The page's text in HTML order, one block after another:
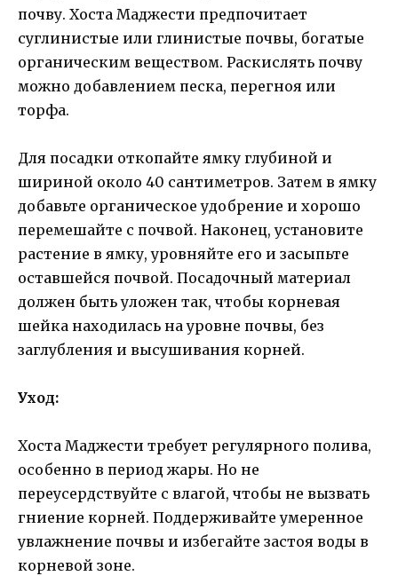
почву. Хоста Маджести предпочитает
суглинистые или глинистые почвы, богатые
органическим веществом. Раскислять почву
можно добавлением песка, перегноя или
торфа.
Для посадки откопайте ямку глубиной и
шириной около 40 сантиметров. Затем в ямку
добавьте органическое удобрение и хорошо
перемешайте с почвой. Наконец, установите
растение в ямку, уровняйте его и засыпьте
оставшейся почвой. Посадочный материал
должен быть уложен так, чтобы корневая
шейка находилась на уровне почвы, без
заглубления и высушивания корней.
Уход:
Хоста Маджести требует регулярного полива,
особенно в период жары. Но не
переусердствуйте с влагой, чтобы не вызвать
гниение корней. Поддерживайте умеренное
увлажнение почвы и избегайте застоя воды в
корневой зоне.